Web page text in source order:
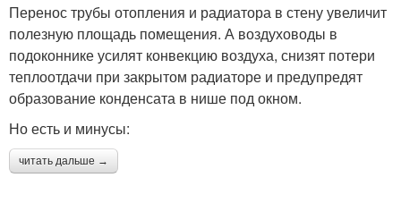
Перенос трубы отопления и радиатора в стену увеличит
полезную площадь помещения. А воздуховоды в
подоконнике усилят конвекцию воздуха, снизят потери
теплоотдачи при закрытом радиаторе и предупредят
образование конденсата в нише под окном.
Но есть и минусы:
читать дальше →